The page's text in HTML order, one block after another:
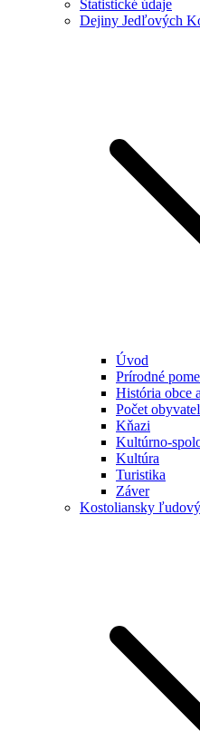
Štatistické údaje
Dejiny Jedľových
Úvod
Prírodné
História obce
Počet
Kňazi
Kultúrno-
Kultúra
Turistika
Záver
Kostoliansky